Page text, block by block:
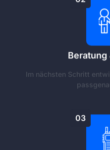
Beratung
Im nächsten Schritt
03